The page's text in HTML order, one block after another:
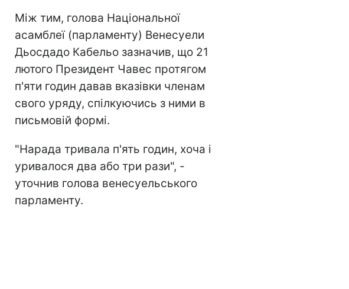
Між тим, голова Національної
асамблеї (парламенту) Венесуели
Дьосдадо Кабельо зазначив, що 21
лютого Президент Чавес протягом
п'яти годин давав вказівки членам
свого уряду, спілкуючись з ними в
письмовій формі.
"Нарада тривала п'ять годин, хоча і
уривалося два або три рази", -
уточнив голова венесуельського
парламенту.